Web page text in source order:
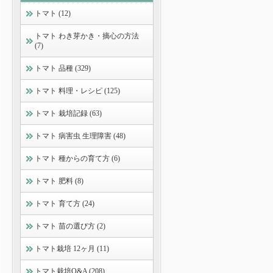
トマト (12)
トマト わき芽かき・摘心の方法
(7)
トマト 品種 (329)
トマト 料理・レシピ (125)
トマト 栽培記録 (63)
トマト 病害虫 生理障害 (48)
トマト 種からの育て方 (6)
トマト 肥料 (8)
トマト 育て方 (24)
トマト 苗の選び方 (2)
トマト栽培 12ヶ月 (11)
トマト栽培Q&A (208)